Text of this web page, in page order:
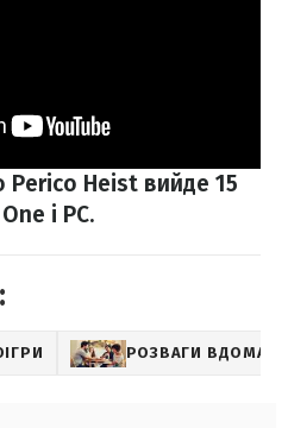
Perico Heist вийде 15
і PC.
РОЗВАГИ ВДОМА